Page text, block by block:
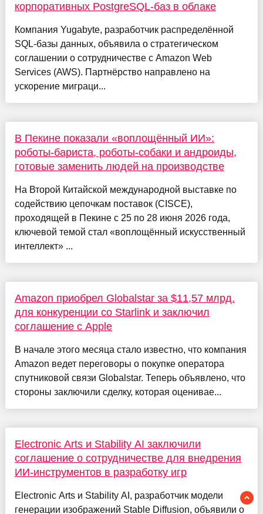
корпоративных PostgreSQL-баз в облаке
Компания Yugabyte, разработчик распределённой
SQL-базы данных, объявила о стратегическом
соглашении о сотрудничестве с Amazon Web
Services (AWS). Партнёрство направлено на
ускорение миграци...
В Пекине показали «воплощённый ИИ»:
роботы-бариста, роботы-собаки и андроиды,
готовые заменить людей на производстве
На Второй Китайской международной выставке по
содействию цепочкам поставок (CISCE),
проходящей в Пекине с 25 по 28 июня 2026 года,
ключевой темой стал «воплощённый искусственный
интеллект» ...
Amazon приобрел Globalstar за $11,57 млрд.
для конкуренции со Starlink и заключил
соглашение с Apple
В начале этого месяца стало известно, что компания
Amazon ведет переговоры о покупке оператора
спутниковой связи Globalstar. Теперь объявлено, что
стороны заключили сделку, которая оценивае...
Electronic Arts и Stability AI заключили
соглашение о сотрудничестве для внедрения
ИИ-инструментов в разработку игр
Electronic Arts и Stability AI, разработчик модели
генерации изображений Stable Diffusion, объявили о